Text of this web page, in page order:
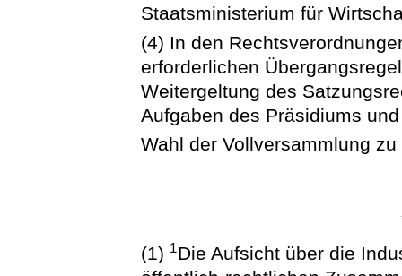
Staatsministerium für
(4) In den
erforderlichen
Weitergeltung des
Aufgaben des Präsidiums
Wahl der Vollversammlung zu
(1) 1Die Aufsicht über die